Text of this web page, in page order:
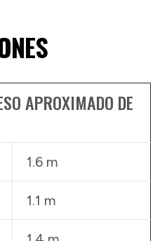
APROXIMADO DE
1.6 m
1.1 m